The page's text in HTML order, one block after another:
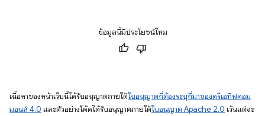
ข้อมูลนี้มีประโยชน์ไหม
เนื้อหาของหน้าเว็บนี้ได้รับอนุญาตภายใต้ใบอนุญาตที่ต้องระบุที่มาของครีเอทีฟคอม
มอนส์ 4.0 และตัวอย่างโค้ดได้รับอนุญาตภายใต้ใบอนุญาต Apache 2.0 เว้นแต่จะ